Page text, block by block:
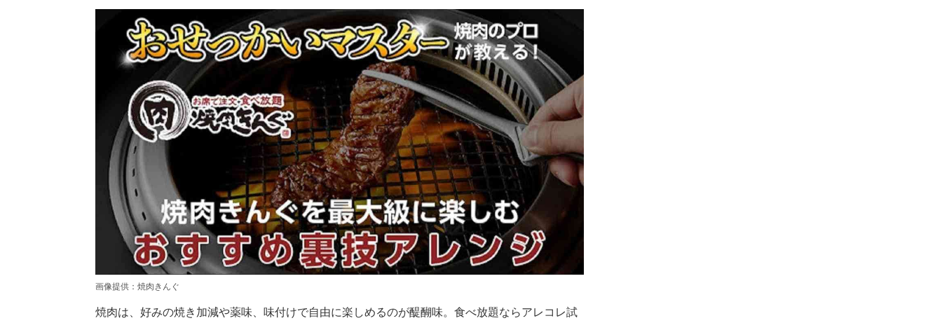
画像提供：焼肉きんぐ
焼肉は、好みの焼き加減や薬味、味付けで自由に楽しめるのが醍醐味。食べ放題ならアレコレ試